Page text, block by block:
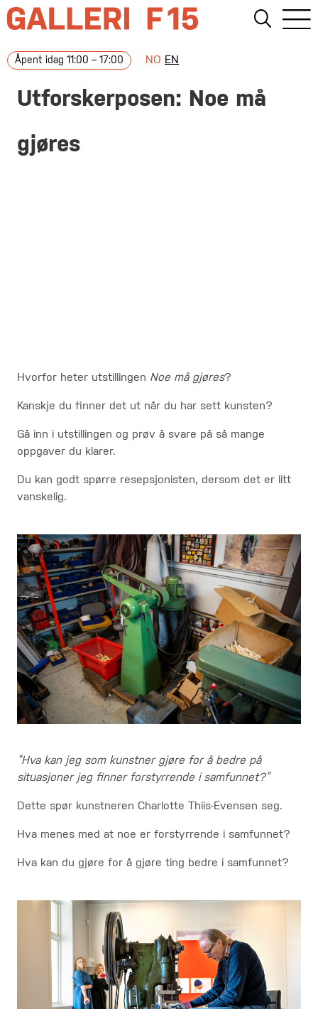
Åpent idag 11:00 – 17:00 NO EN
Utforskerposen: Noe må
gjøres
Hvorfor heter utstillingen Noe må gjøres?
Kanskje du finner det ut når du har sett kunsten?
Gå inn i utstillingen og prøv å svare på så mange
oppgaver du klarer.
Du kan godt spørre resepsjonisten, dersom det er litt
vanskelig.
“Hva kan jeg som kunstner gjøre for å bedre på
situasjoner jeg finner forstyrrende i samfunnet?”
Dette spør kunstneren Charlotte Thiis-Evensen seg.
Hva menes med at noe er forstyrrende i samfunnet?
Hva kan du gjøre for å gjøre ting bedre i samfunnet?